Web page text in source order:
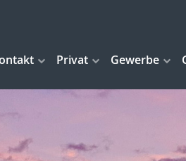
Privat Gewerbe